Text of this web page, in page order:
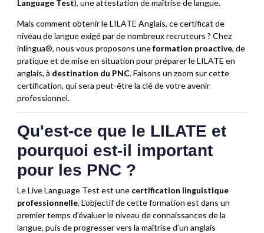
Language Test), une attestation de maîtrise de langue.
Mais comment obtenir le LILATE Anglais, ce certificat de
niveau de langue exigé par de nombreux recruteurs ? Chez
inlingua®, nous vous proposons uneformation proactive, de
pratique et de mise en situation pour préparer le LILATE en
anglais, à destination du PNC. Faisons un zoom sur cette
certification, qui sera peut-être la clé de votre avenir
professionnel.
Qu'est-ce que le LILATE et
pourquoi est-il important
pour les PNC ?
Le Live Language Test est une certification linguistique
professionnelle. L’objectif de cette formation est dans un
premier temps d’évaluer le niveau de connaissances de la
langue, puis de progresser vers la maîtrise d’un anglais